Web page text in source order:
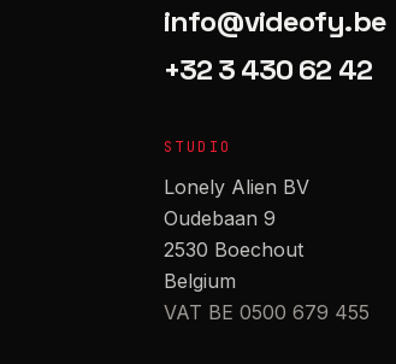
info@videofy.be
+32 3 430 62 42
STUDIO
Lonely Alien BV
Oudebaan 9
2530 Boechout
Belgium
VAT BE 0500 679 455